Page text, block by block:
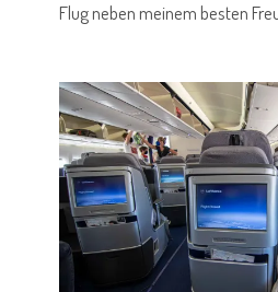
Flug neben meinem besten